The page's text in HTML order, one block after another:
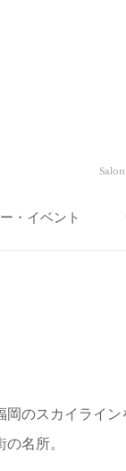
・イベント
岡のスカイライ
の名所。